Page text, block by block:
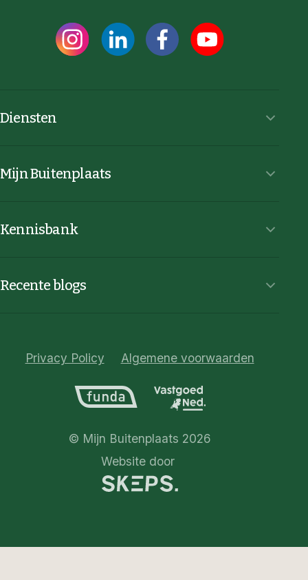
Diensten
Mijn Buitenplaats
Kennisbank
Recente blogs
Privacy Policy Algemene voorwaarden
© Mijn Buitenplaats 2026
Website door